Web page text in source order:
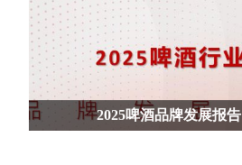
2025啤酒品牌发展报告